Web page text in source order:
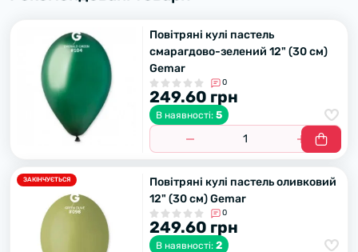
Повітряні кулі пастель
смарагдово-зелений 12" (30 см)
Gemar
0
249.60 грн
В наявності: 5
ЗАКІНЧУЄТЬСЯ
Повітряні кулі пастель оливковий
12" (30 см) Gemar
0
249.60 грн
В наявності: 2